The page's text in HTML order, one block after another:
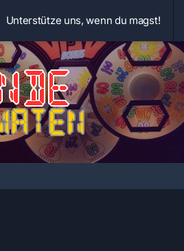
Unterstütze uns, wenn du magst!